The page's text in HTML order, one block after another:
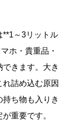
**1～3リットル
ホ・貴重品・
きます。大き
詰め込む原因
ち物も入りき
重要です。